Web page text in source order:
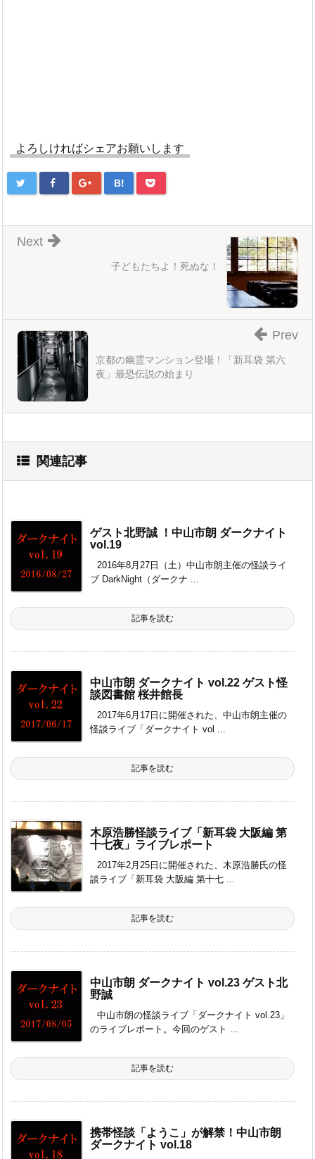
よろしければシェアお願いします
B!
子どもたちよ！死ぬな！
Next
京都の幽霊マンション登場！「新耳袋 第六
夜」最恐伝説の始まり
Prev
関連記事
ゲスト北野誠 ！中山市朗 ダークナイト
vol.19
2016年8月27日（土）中山市朗主催の怪談ライ
ブ DarkNight（ダークナ ...
記事を読む
中山市朗 ダークナイト vol.22 ゲスト怪
談図書館 桜井館長
2017年6月17日に開催された、中山市朗主催の
怪談ライブ「ダークナイト vol ...
記事を読む
木原浩勝怪談ライブ「新耳袋 大阪編 第
十七夜」ライブレポート
2017年2月25日に開催された、木原浩勝氏の怪
談ライブ「新耳袋 大阪編 第十七 ...
記事を読む
中山市朗 ダークナイト vol.23 ゲスト北
野誠
中山市朗の怪談ライブ「ダークナイト vol.23」
のライブレポート。今回のゲスト ...
記事を読む
携帯怪談「ようこ」が解禁！中山市朗
ダークナイト vol.18